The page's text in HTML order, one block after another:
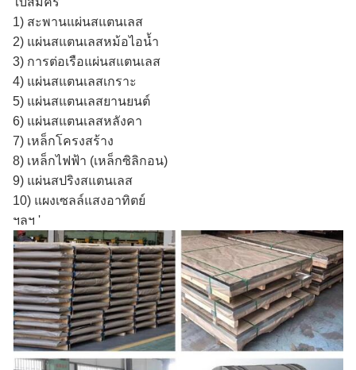
1) สะพานแผ่นสแตนเลส
2) แผ่นสแตนเลสหม้อไอน้ำ
3) การต่อเรือแผ่นสแตนเลส
4) แผ่นสแตนเลสเกราะ
5) แผ่นสแตนเลสยานยนต์
6) แผ่นสแตนเลสหลังคา
7) เหล็กโครงสร้าง
8) เหล็กไฟฟ้า (เหล็กซิลิกอน)
9) แผ่นสปริงสแตนเลส
10) แผงเซลล์แสงอาทิตย์
ฯลฯ '